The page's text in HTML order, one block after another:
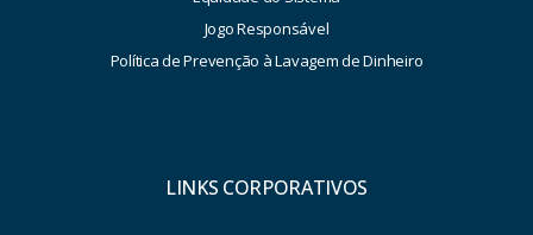
Jogo Responsável
Política de Prevenção à Lavagem de Dinheiro
LINKS CORPORATIVOS